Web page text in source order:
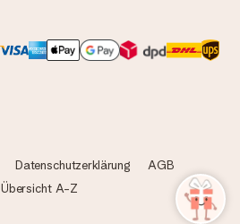
Datenschutzerklärung
AGB
Übersicht A-Z